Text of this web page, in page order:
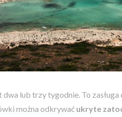
dwa lub trzy tygodnie. To
można odkrywać ukryte